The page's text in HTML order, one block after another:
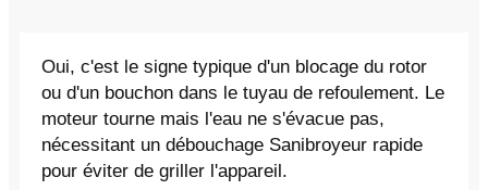
Oui, c'est le signe typique d'un blocage du rotor
ou d'un bouchon dans le tuyau de refoulement. Le
moteur tourne mais l'eau ne s'évacue pas,
nécessitant un débouchage Sanibroyeur rapide
pour éviter de griller l'appareil.